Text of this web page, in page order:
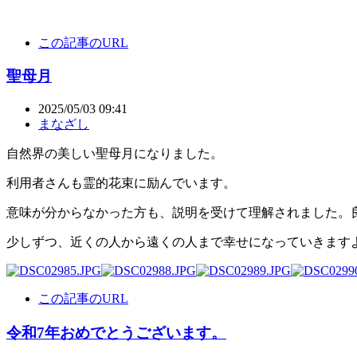
この記事のURL
聖母月
2025/05/03 09:41
まなざし
自然界の美しい聖母月になりました。
利用者さんも霊的花束に励んでいます。
意味が分からなかった方も、説明を受けて理解されました。
少しずつ、近くの人から遠くの人まで幸せになっていきます
この記事のURL
令和7年おめでとうございます。